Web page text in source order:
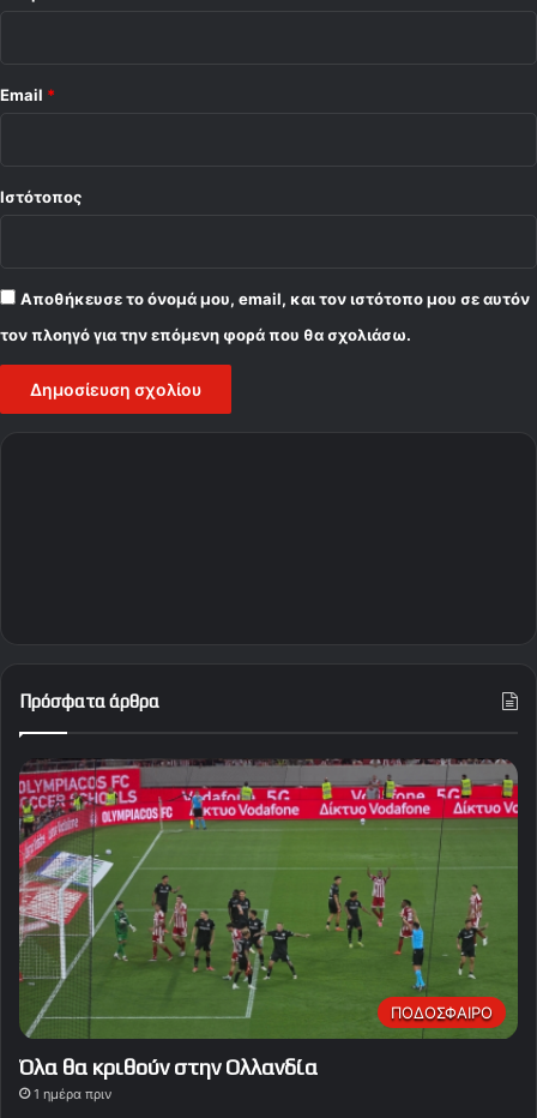
Email *
Ιστότοπος
Αποθήκευσε το όνομά μου, email, και τον ιστότοπο μου σε αυτόν
τον πλοηγό για την επόμενη φορά που θα σχολιάσω.
Πρόσφατα άρθρα
ΠΟΔΟΣΦΑΙΡΟ
Όλα θα κριθούν στην Ολλανδία
1 ημέρα πριν